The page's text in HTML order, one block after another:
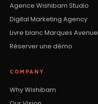
Agence Wishibam Studio
Digital Marketing Agency
Livre blanc Marques Avenue
Réserver une démo
COMPANY
Why Wishibam